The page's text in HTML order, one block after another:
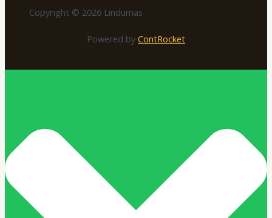
Copyright © 2026 Lindumas
Powered by ContRocket